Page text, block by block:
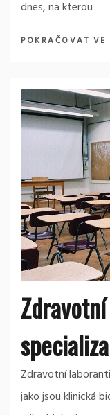
dnes, na kterou
POKRAČOVAT VE
Zdravotní
jako jsou klinická